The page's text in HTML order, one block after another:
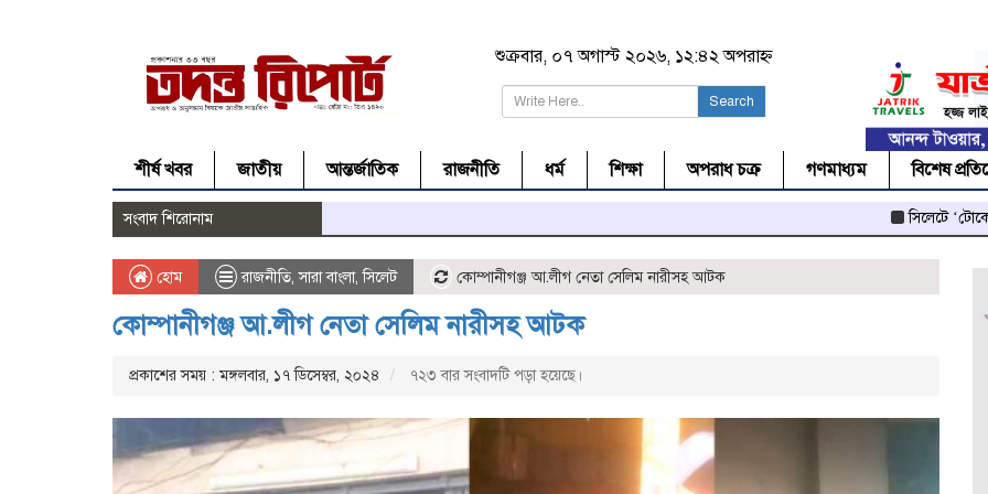
শুক্রবার, ০৭ অগাস্ট ২০২৬, ১২:৪২ অপরাহ্ন
Search
শীর্ষ খবর জাতীয় আন্তর্জাতিক রাজনীতি ধর্ম শিক্ষা অপরাধ চক্র গণমাধ্যম বিশেষ
সংবাদ শিরোনাম সিলেটে ‘টোকেনে’
হোম রাজনীতি,সারা বাংলা,সিলেট কোম্পানীগঞ্জ আ.লীগ নেতা সেলিম নারীসহ আটক
কোম্পানীগঞ্জ আ.লীগ নেতা সেলিম নারীসহ আটক
প্রকাশের সময় : মঙ্গলবার, ১৭ ডিসেম্বর, ২০২৪ ৭২৩ বার সংবাদটি পড়া হয়েছে।